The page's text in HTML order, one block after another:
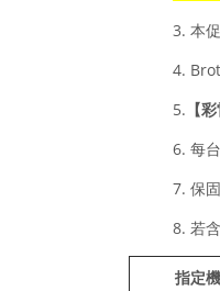
3. 本
4.
5. 【彩
6. 每
7. 保
8. 若
指定